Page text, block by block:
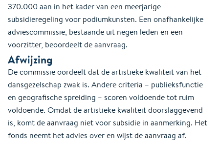
370.000 aan in het kader van een meerjarige
subsidieregeling voor podiumkunsten. Een onafhankelijke
adviescommissie, bestaande uit negen leden en een
voorzitter, beoordeelt de aanvraag.
Afwijzing
De commissie oordeelt dat de artistieke kwaliteit van het
dansgezelschap zwak is. Andere criteria – publieksfunctie
en geografische spreiding – scoren voldoende tot ruim
voldoende. Omdat de artistieke kwaliteit doorslaggevend
is, komt de aanvraag niet voor subsidie in aanmerking. Het
fonds neemt het advies over en wijst de aanvraag af.